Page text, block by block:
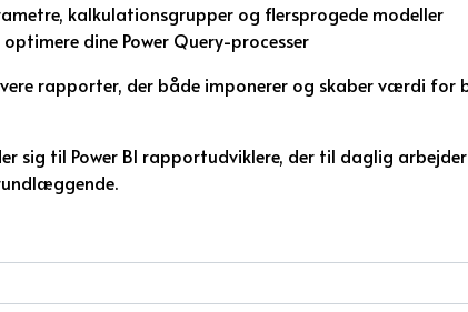
kalkulationsgrupper og flersprogede modeller
dine Power Query-processer
rapporter, der både imponerer og skaber værdi for
sig til Power BI rapportudviklere, der til daglig arbejder